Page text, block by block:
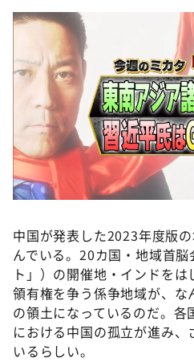
て真剣です
探偵！ナイトスクープ
news おかえり
河合＆A.B.C-Z塚田×福井
（news おかえり）
DAIGOも台所 ～きょうの献
本日はダイアンなり！シー
朝だ！生です旅サラダ
ＬＩＦＥ～夢のカタチ～
新婚さんいらっしゃい！
ポツンと一軒家
ザキ山小屋本館
ぺこぱのまるスポ
中国が発表した2023年度版
んでいる。20カ国・地域首
ト」）の開催地・インドを
領有権を争う係争地域が、な
の領土になっているのだ。各
における中国の孤立が進み、
いるらしい。